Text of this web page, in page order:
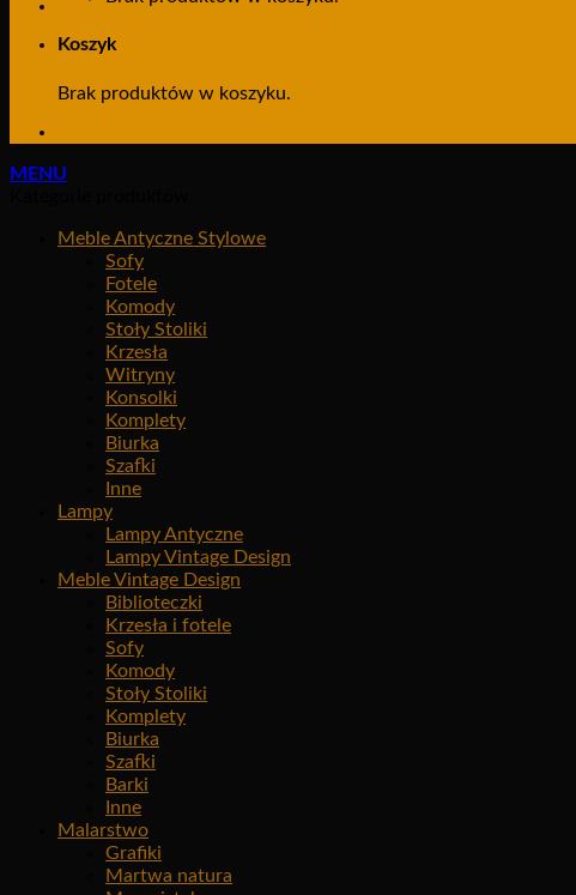
Koszyk
Brak produktów w koszyku.
MENU
Meble Antyczne Stylowe
Sofy
Fotele
Komody
Stoły Stoliki
Krzesła
Witryny
Konsolki
Komplety
Biurka
Szafki
Inne
Lampy
Lampy Antyczne
Lampy Vintage Design
Meble Vintage Design
Biblioteczki
Krzesła i fotele
Sofy
Komody
Stoły Stoliki
Komplety
Biurka
Szafki
Barki
Inne
Malarstwo
Grafiki
Martwa natura